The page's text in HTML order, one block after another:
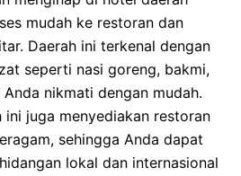
mudah ke restoran dan
Daerah ini terkenal dengan
seperti nasi goreng, bakmi,
nikmati dengan mudah.
juga menyediakan restoran
sehingga Anda dapat
lokal dan internasional